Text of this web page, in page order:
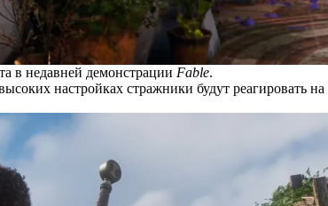
в недавней демонстрации Fable.
настройках стражники будут реагировать на